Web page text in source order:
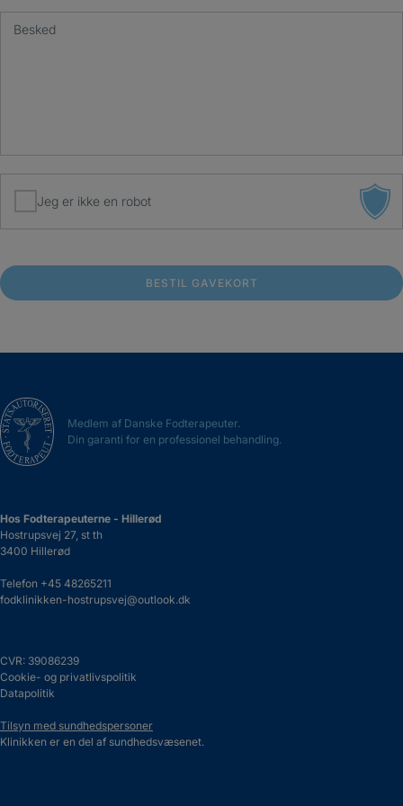
Jeg er ikke en robot
Medlem af Danske Fodterapeuter.
Din garanti for en professionel behandling.
Hos Fodterapeuterne - Hillerød
Hostrupsvej 27, st th
3400 Hillerød
Telefon +45 48265211
fodklinikken-hostrupsvej@outlook.dk
CVR: 39086239
Cookie- og privatlivspolitik
Datapolitik
Tilsyn med sundhedspersoner
Klinikken er en del af sundhedsvæsenet.